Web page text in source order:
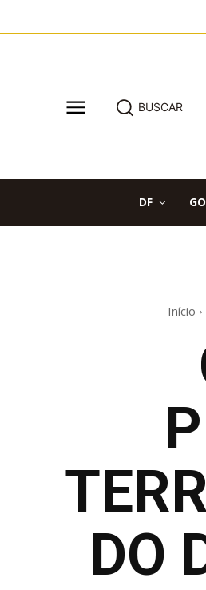
BUSCAR
DF GO
Início
DO